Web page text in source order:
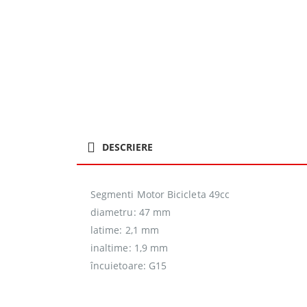
DESCRIERE
Segmenti Motor Bicicleta 49cc
diametru: 47 mm
latime: 2,1 mm
inaltime: 1,9 mm
încuietoare: G15